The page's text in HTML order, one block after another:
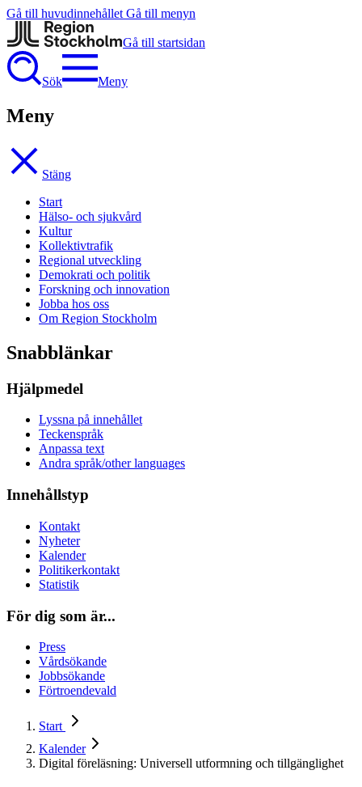
Gå till huvudinnehållet Gå till menyn
Gå till startsidan
Sök Meny
Meny
Stäng
Start
Hälso- och sjukvård
Kultur
Kollektivtrafik
Regional utveckling
Demokrati och politik
Forskning och innovation
Jobba hos oss
Om Region Stockholm
Snabblänkar
Hjälpmedel
Lyssna på innehållet
Teckenspråk
Anpassa text
Andra språk/other languages
Innehållstyp
Kontakt
Nyheter
Kalender
Politikerkontakt
Statistik
För dig som är...
Press
Vårdsökande
Jobbsökande
Förtroendevald
Start
Kalender
Digital föreläsning: Universell utformning och tillgänglighet